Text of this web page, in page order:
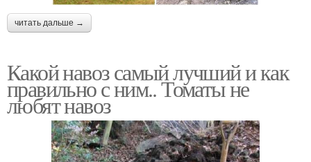
читать дальше →
Какой навоз самый лучший и как
правильно с ним.. Томаты не
любят навоз